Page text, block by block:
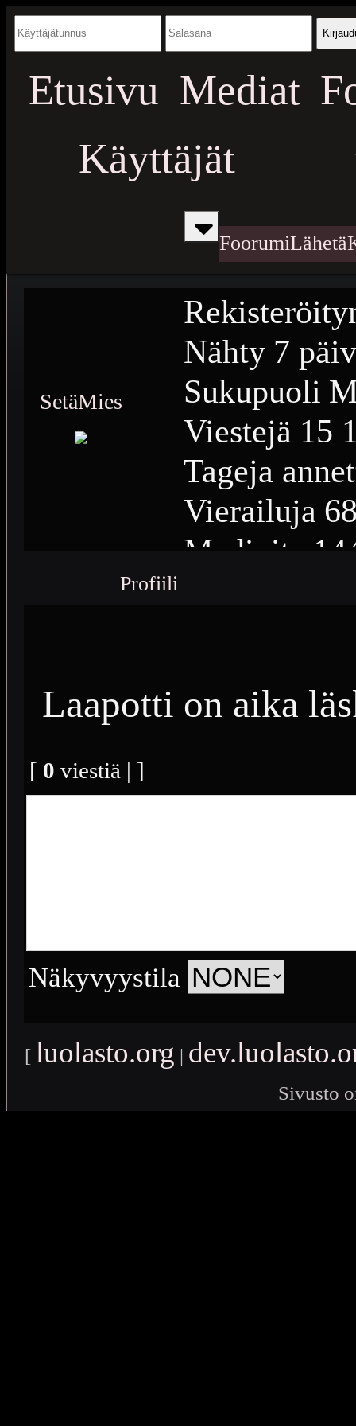
Etusivu Mediat
Käyttäjät
FoorumiLähetä
SetäMies
Nähty 7
Sukupuoli
Viestejä 15
Tageja
Vierailuja
Medioita
Profiili
Laapotti on aika
[ 0 viestiä | ]
Näkyvyystila
[ luolasto.org |
Sivusto